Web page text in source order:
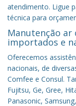
atendimento. Ligue
técnica para
Manutenção
importados e
Oferecemos
nacionais, de
Comfee e Consul.
Fujitsu, Ge, Gree,
Panasonic,